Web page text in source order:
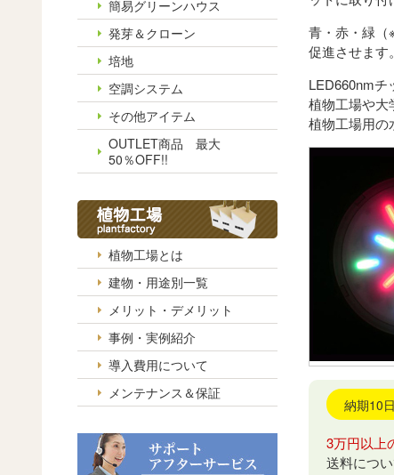
簡易グリーンハウス
発芽＆クローン
培地
空調システム
その他アイテム
OUTLET商品 最大
50％OFF!!
植物工場とは
建物・用途別一覧
メリット・デメリット
事例・実例紹介
導入費用について
メンテナンス＆保証
青・赤・緑（
促進させます。
LED660nmチ
植物工場や大
植物工場用の
納期10
3万円以上
送料につ